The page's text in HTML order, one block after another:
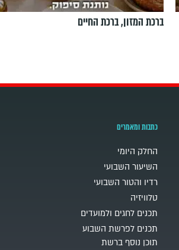
ברכת המזון, ברכת החיים
כתבות ומאמרים
החלק היומי
השיעור השבועי
רדיו והטור השבועי
טלוויזיה
תכנים לחגים ולמועדים
תכנים לפרשת השבוע
תוכן נוסף ברשת